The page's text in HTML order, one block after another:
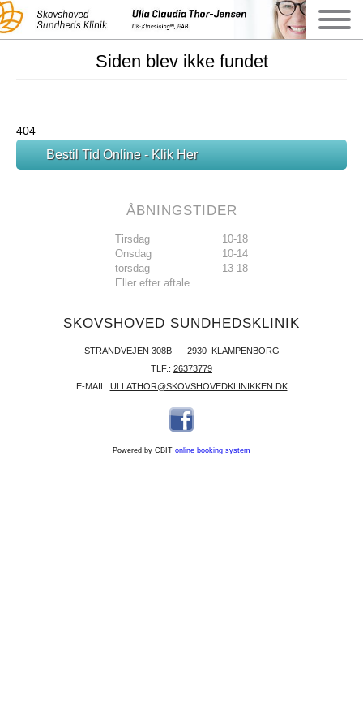
Siden blev ikke fundet
404
Bestil Tid Online - Klik Her
ÅBNINGSTIDER
Tirsdag
10-18
Onsdag
10-14
torsdag
13-18
Eller efter aftale
SKOVSHOVED SUNDHEDSKLINIK
STRANDVEJEN 308B 2930
KLAMPENBORG
TLF.: 26373779
E-MAIL: ULLATHOR@SKOVSHOVEDKLINIKKEN.DK
Powered by CBIT online booking system